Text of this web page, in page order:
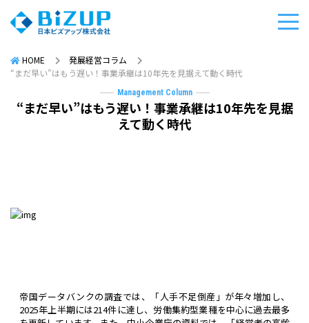
HOME
発展経営コラム
“まだ早い”はもう遅い！事業承継は10年先を見据えて動く時代
Management Column
“まだ早い”はもう遅い！事業承継は10年先を見据
えて動く時代
帝国データバンクの調査では、「人手不足倒産」が年々増加し、
2025年上半期には214件に達し、労働集約型業種を中心に過去最多